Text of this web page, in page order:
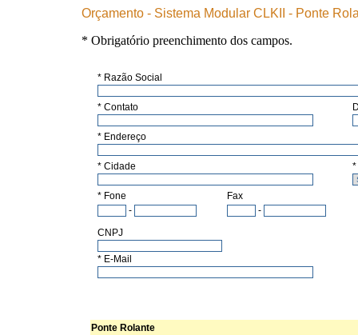
Orçamento - Sistema Modular CLKII - Ponte
* Obrigatório preenchimento dos campos.
* Razão Social
* Contato
* Endereço
* Cidade *
* Fone
-
Fax
-
CNPJ
* E-Mail
Ponte Rolante